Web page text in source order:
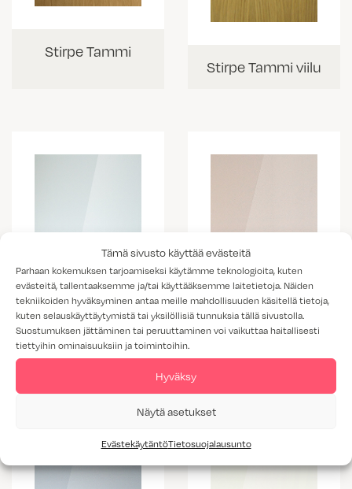
Tämä sivusto käyttää evästeitä
Parhaan kokemuksen tarjoamiseksi käytämme teknologioita, kuten
evästeitä, tallentaaksemme ja/tai käyttääksemme laitetietoja. Näiden
tekniikoiden hyväksyminen antaa meille mahdollisuuden käsitellä tietoja,
kuten selauskäyttäytymistä tai yksilöllisiä tunnuksia tällä sivustolla.
Suostumuksen jättäminen tai peruuttaminen voi vaikuttaa haitallisesti
tiettyihin ominaisuuksiin ja toimintoihin.
Hyväksy
Näytä asetukset
EvästekäytäntöTietosuojalausunto
Stirpe Tammi
Stirpe Tammi viilu
kirkas peili pronssi peili